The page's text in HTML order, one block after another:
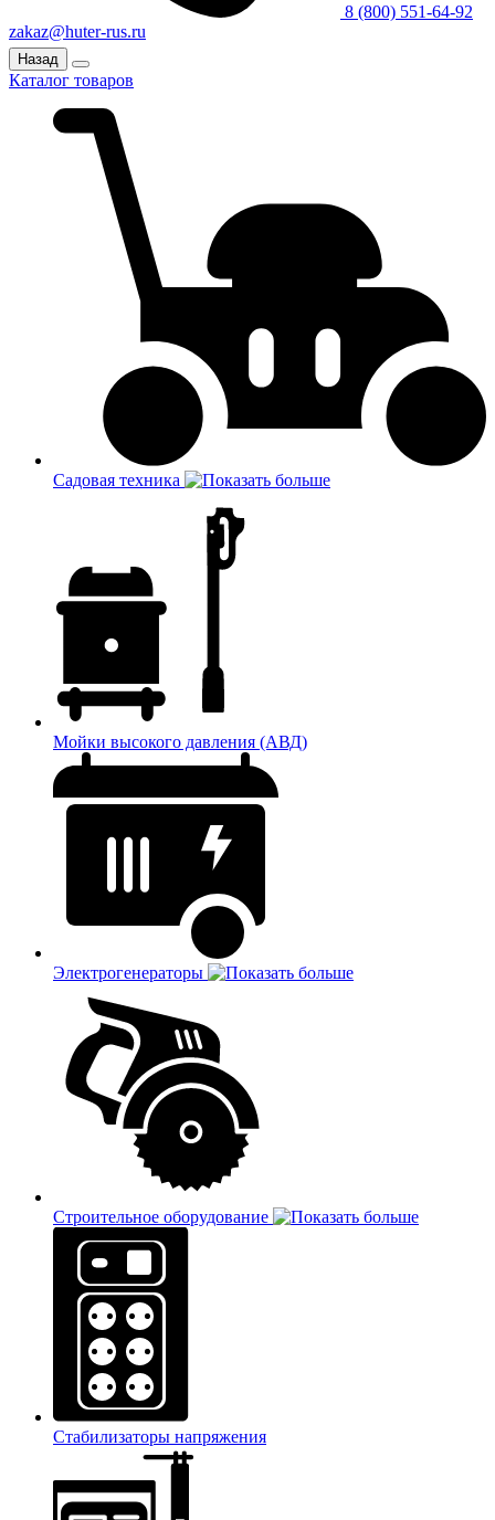
8 (800) 551-64-92
zakaz@huter-rus.ru
Назад
Каталог товаров
Садовая техника
Мойки высокого давления (АВД)
Электрогенераторы
Строительное оборудование
Стабилизаторы напряжения